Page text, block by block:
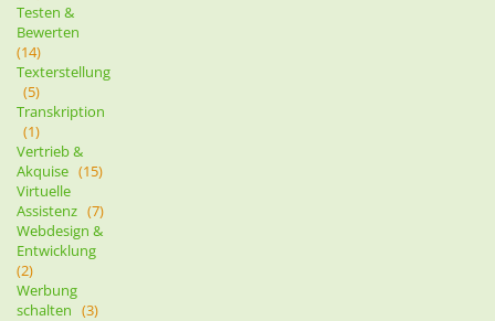
Testen &
Bewerten
(14)
Texterstellung
(5)
Transkription
(1)
Vertrieb &
Akquise (15)
Virtuelle
Assistenz (7)
Webdesign &
Entwicklung
(2)
Werbung
schalten (3)